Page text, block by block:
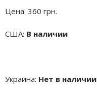
Цена: 360 грн.
США: В наличии
Украина: Нет в наличии